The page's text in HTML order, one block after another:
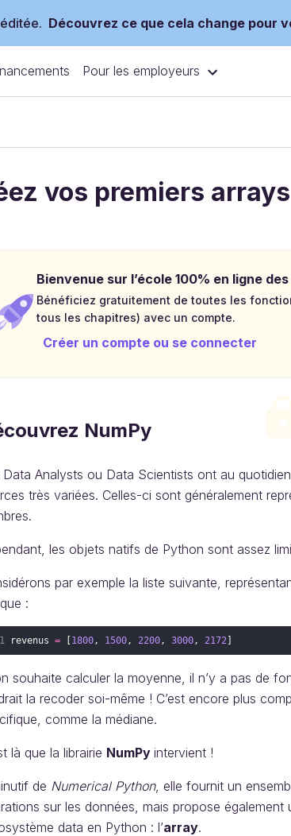
Découvrez ce que cela change pour
Pour les employeurs
vos premiers
Bienvenue sur l’école 100% en ligne
Bénéficiez gratuitement de toutes les
tous les chapitres) avec un compte.
Créer un compte ou se connecter
NumPy
Data Analysts ou Data Scientists ont au
très variées. Celles-ci sont généralement
les objets natifs de Python sont assez
par exemple la liste suivante,
:
revenus = 1800, 1500, 2200, 3000, 2172
souhaite calculer la moyenne, il n’y a pas de
la recoder soi-même ! C’est encore plus
comme la médiane.
là que la librairie NumPy intervient !
de Numerical Python, elle fournit un
sur les données, mais propose
data en Python : l’array.